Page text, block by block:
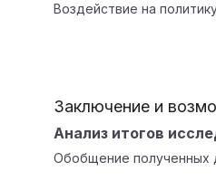
Воздействие на
Заключение и
Анализ итогов
Обобщение полученных